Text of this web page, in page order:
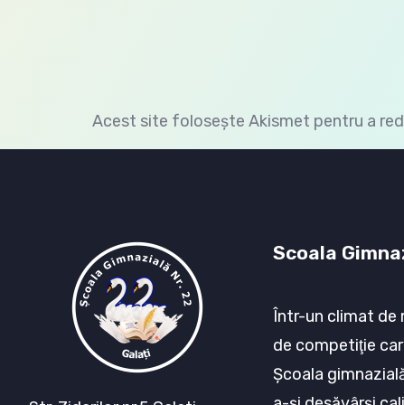
Acest site folosește Akismet pentru a
Scoala
Într-un climat de
de competiţie
Şcoala